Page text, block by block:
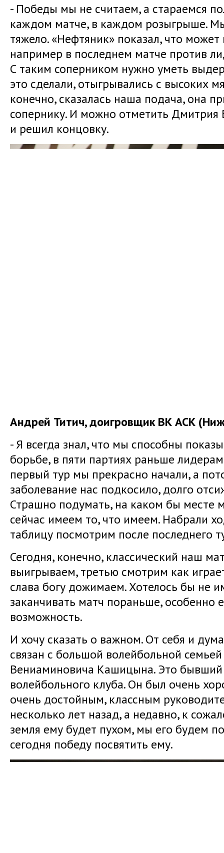
- Победы мы не считаем, а стараемся
каждом матче, в каждом розыгрыше. Мы
тяжело. «Нефтяник» показал, что
например в последнем матче против
С таким соперником нужно уметь
это сделали, отыгрывались с высоких
конечно, сказалась наша подача, она
сопернику. И можно отметить Дмитрия
и решил концовку.
Андрей Титич, доигровщик ВК АСК
- Я всегда знал, что мы способны
борьбе, в пяти партиях раньше
первый тур мы прекрасно начали, а
заболевание нас подкосило, долго
Страшно подумать, на каком бы месте
сейчас имеем то, что имеем. Набрали
таблицу посмотрим после последнего
Сегодня, конечно, классический наш
выигрываем, третью смотрим как
слава богу дожимаем. Хотелось бы не
заканчивать матч пораньше, особенно
возможность.
И хочу сказать о важном. От себя и
связан с большой волейбольной семьей
Вениаминовича Кашицына. Это бывший
волейбольного клуба. Он был очень
очень достойным, классным
несколько лет назад, а недавно, к
земля ему будет пухом, мы его будем
сегодня победу посвятить ему.